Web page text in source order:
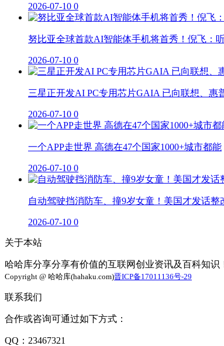
2026-07-10 0
努比亚全球首款AI智能体手机将首秀！倪飞：
2026-07-10 0
三星正开发AI PC专用芯片GAIA 已向联想、惠
2026-07-10 0
一个APP走世界 高德在47个国家1000+城市都能
2026-07-10 0
自动驾驶挡消防车、撞9岁女童！美国才发话整
2026-07-10 0
关于本站
哈哈库分享分享有价值的互联网创业资讯及百科知识
Copyright @ 哈哈库(hahaku.com)晋ICP备17011136号-29
联系我们
合作或咨询可通过如下方式：
QQ：23467321